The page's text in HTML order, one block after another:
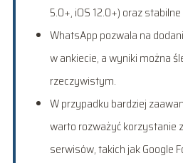
5.0+, iOS 12.0+) oraz
WhatsApp pozwala na
w ankiecie, a wyniki można
rzeczywistym.
W przypadku bardziej
warto rozważyć korzystanie
serwisów, takich jak Google